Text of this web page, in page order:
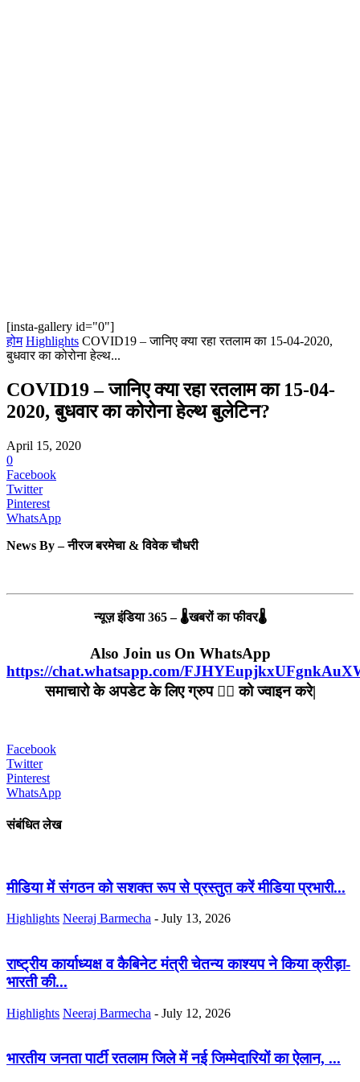
[insta-gallery id="0"]
होम Highlights COVID19 – जानिए क्या रहा रतलाम का 15-04-2020,
बुधवार का कोरोना हेल्‍थ...
COVID19 – जानिए क्या रहा रतलाम का 15-04-
2020, बुधवार का कोरोना हेल्‍थ बुलेटिन?
April 15, 2020
0
Facebook
Twitter
Pinterest
WhatsApp
News By – नीरज बरमेचा & विवेक चौधरी
न्यूज़ इंडिया 365 – 🌡खबरों का फीवर🌡
Also Join us On WhatsApp
https://chat.whatsapp.com/
समाचारो के अपडेट के लिए ग्रुप ☝🏻 को ज्वाइन करे|
Facebook
Twitter
Pinterest
WhatsApp
संबंधित लेख
मीडिया में संगठन को सशक्त रूप से प्रस्तुत करें मीडिया प्रभारी...
Highlights Neeraj Barmecha - July 13, 2026
राष्ट्रीय कार्याध्यक्ष व कैबिनेट मंत्री चेतन्य काश्यप ने किया क्रीड़ा-
भारती की...
Highlights Neeraj Barmecha - July 12, 2026
भारतीय जनता पार्टी रतलाम जिले में नई जिम्मेदारियों का ऐलान, ...